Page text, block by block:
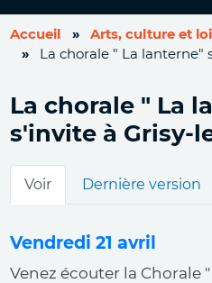
Accueil
Arts, culture et
La chorale " La lanterne"
La chorale " La
s'invite à Grisy-
Onglets
Voir Dernière version
Vendredi 21 avril
Venez écouter la Chorale